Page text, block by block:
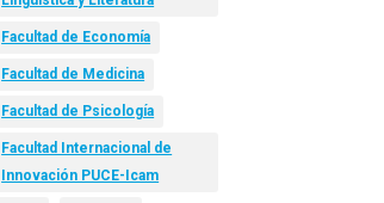
Facultad de Economía
Facultad de Medicina
Facultad de Psicología
Facultad Internacional de
Innovación PUCE-Icam